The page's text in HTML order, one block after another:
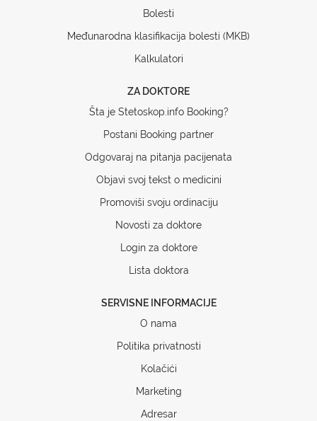
Bolesti
Međunarodna klasifikacija bolesti (MKB)
Kalkulatori
ZA DOKTORE
Šta je Stetoskop.info Booking?
Postani Booking partner
Odgovaraj na pitanja pacijenata
Objavi svoj tekst o medicini
Promoviši svoju ordinaciju
Novosti za doktore
Login za doktore
Lista doktora
SERVISNE INFORMACIJE
O nama
Politika privatnosti
Kolačići
Marketing
Adresar